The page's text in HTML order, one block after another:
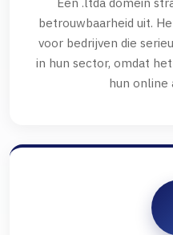
betrouwbaarheid uit.
voor bedrijven die
in hun sector, omdat
hun online